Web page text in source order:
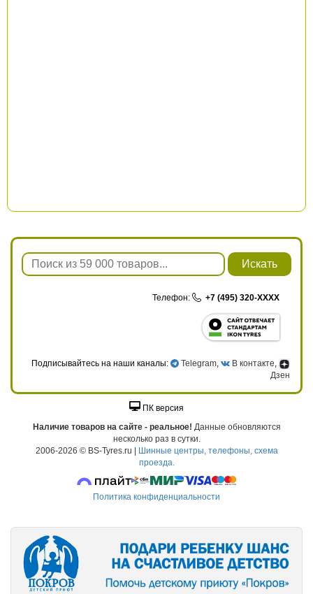
Искать
Телефон: +7 (495) 320-XXXX
Подписывайтесь на наши каналы: Telegram , В контакте
Дзен
ПК версия
Наличие товаров на сайте - реальное! Данные обновляются
несколько раз в сутки.
2006-2026 © BS-Tyres.ru | Шинные центры, телефоны, схема
проезда.
Политика конфиденциальности